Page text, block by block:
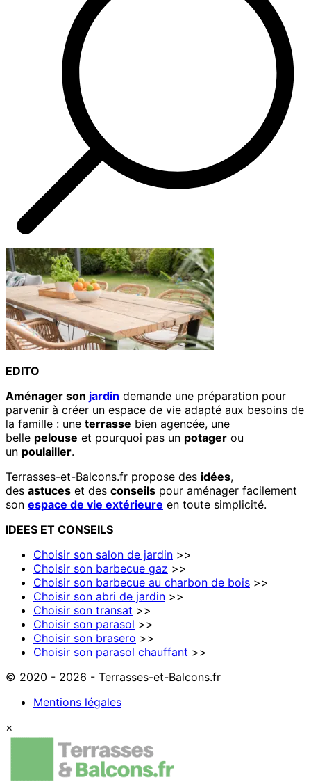
EDITO
Aménager son jardin demande une préparation pour
parvenir à créer un espace de vie adapté aux besoins de
la famille : une terrasse bien agencée, une
belle pelouse et pourquoi pas un potager ou
un poulailler.
Terrasses-et-Balcons.fr propose des idées,
des astuces et des conseils pour aménager facilement
son espace de vie extérieure en toute simplicité.
IDEES ET CONSEILS
Choisir son salon de jardin >>
Choisir son barbecue gaz >>
Choisir son barbecue au charbon de bois >>
Choisir son abri de jardin >>
Choisir son transat >>
Choisir son parasol >>
Choisir son brasero >>
Choisir son parasol chauffant >>
© 2020 - 2026 - Terrasses-et-Balcons.fr
Mentions légales
×